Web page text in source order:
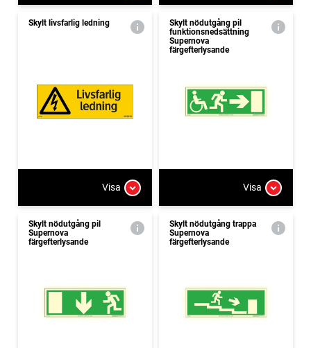
Skylt livsfarlig ledning
Visa
Skylt nödutgång pil
funktionsnedsättning
Supernova
färgefterlysande
Visa
Skylt nödutgång pil
Supernova
färgefterlysande
Skylt nödutgång trappa
Supernova
färgefterlysande